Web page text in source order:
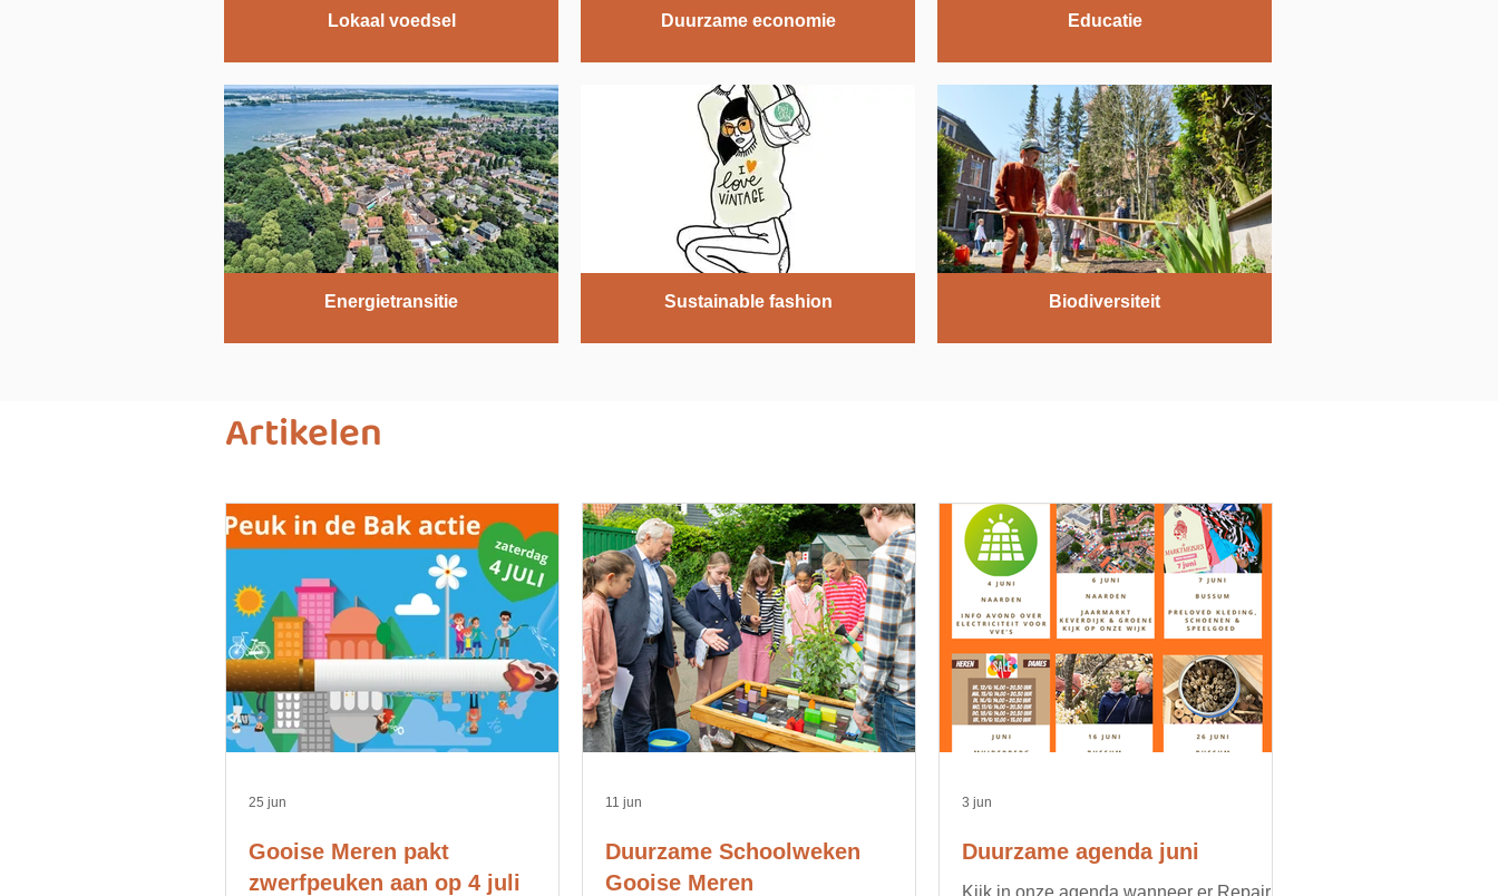
Lokaal voedsel Duurzame economie Educatie
Energietransitie Sustainable fashion Biodiversiteit
Artikelen
Gooise Meren pakt
zwerfpeuken aan op 4 juli
25 jun
Duurzame Schoolweken
Gooise Meren
11 jun
Duurzame agenda juni
Kijk in onze agenda wanneer er Repair
3 jun